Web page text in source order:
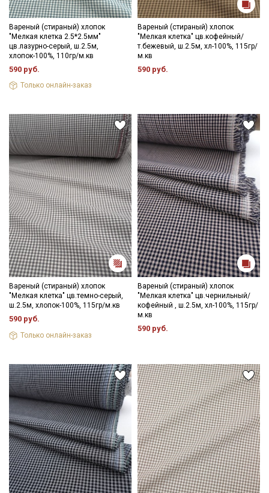
- противопоказано употребление отбеливателей;
- сушить в расправленном, подвешенном состоянии (не
пересушивать).
Цветопередача может отличаться от оригинального цвета
ткани в зависимости от настроек вашего монитора и в
зависимости от партии тон ткани может отличаться.
Вареный (стираный) хлопок
"Мелкая клетка 2.5*2.5мм"
цв.лазурно-серый, ш.2.5м,
хлопок-100%, 110гр/м.кв
590 руб.
Только онлайн-заказ
Вареный (стираный) хлопок
"Мелкая клетка" цв.кофейный/
т.бежевый, ш.2.5м, хл-100%, 115гр/
м.кв
590 руб.
Вареный (стираный) хлопок
"Мелкая клетка" цв.темно-серый,
ш.2.5м, хлопок-100%, 115гр/м.кв
590 руб.
Только онлайн-заказ
Вареный (стираный) хлопок
"Мелкая клетка" цв.чернильный/
кофейный , ш.2.5м, хл-100%, 115гр/
м.кв
590 руб.